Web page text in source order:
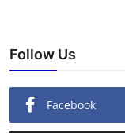
Follow Us
Facebook